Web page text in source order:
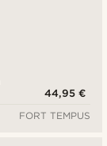
44,95 €
FORT TEMPUS